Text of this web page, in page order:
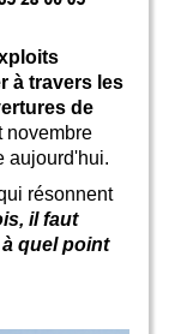
à travers les
de
novembre
aujourd'hui.
résonnent
il faut
quel point